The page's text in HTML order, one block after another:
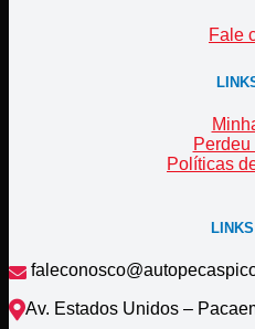
Fale
Políticas
Av. Estados Unidos –